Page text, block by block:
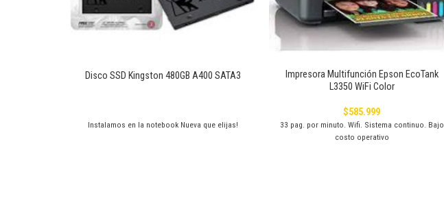
Disco SSD Kingston 480GB A400 SATA3
Instalamos en la notebook Nueva que elijas!
Impresora Multifunción Epson EcoTank
L3350 WiFi Color
$585.999
33 pag. por minuto. Wifi. Sistema continuo. Bajo
costo operativo